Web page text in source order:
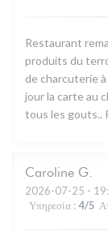
Restaurant
produits du
de charcuterie
jour la carte au
tous les gouts..
Caroline G
2026-07-25 -
Υπηρεσία : 4/5